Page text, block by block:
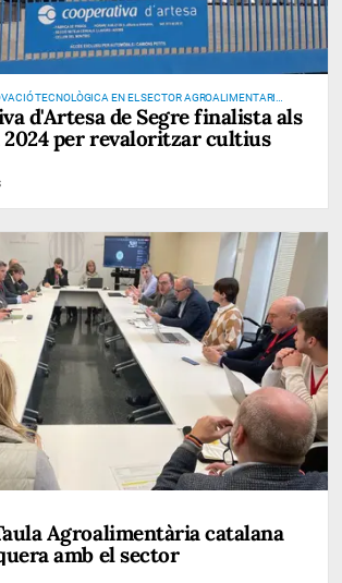
TECNOLÒGICA EN EL SECTOR AGROALIMENTARI
d'Artesa de Segre finalista als
2024 per revaloritzar cultius
Agroalimentària catalana
amb el sector